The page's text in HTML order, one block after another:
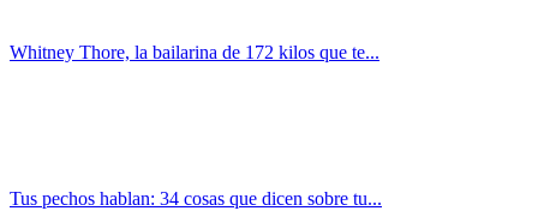
Whitney Thore, la bailarina de 172 kilos que te...
Tus pechos hablan: 34 cosas que dicen sobre tu...